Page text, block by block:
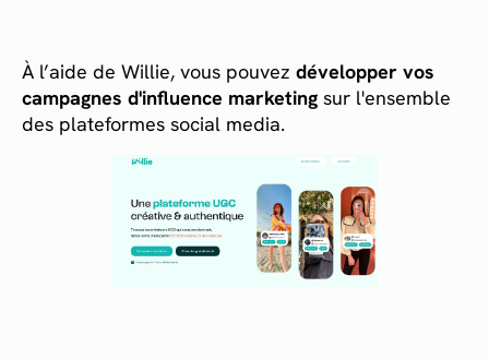
À l’aide de Willie, vous pouvez développer vos
campagnes d'influence marketing sur l'ensemble
des plateformes social media.